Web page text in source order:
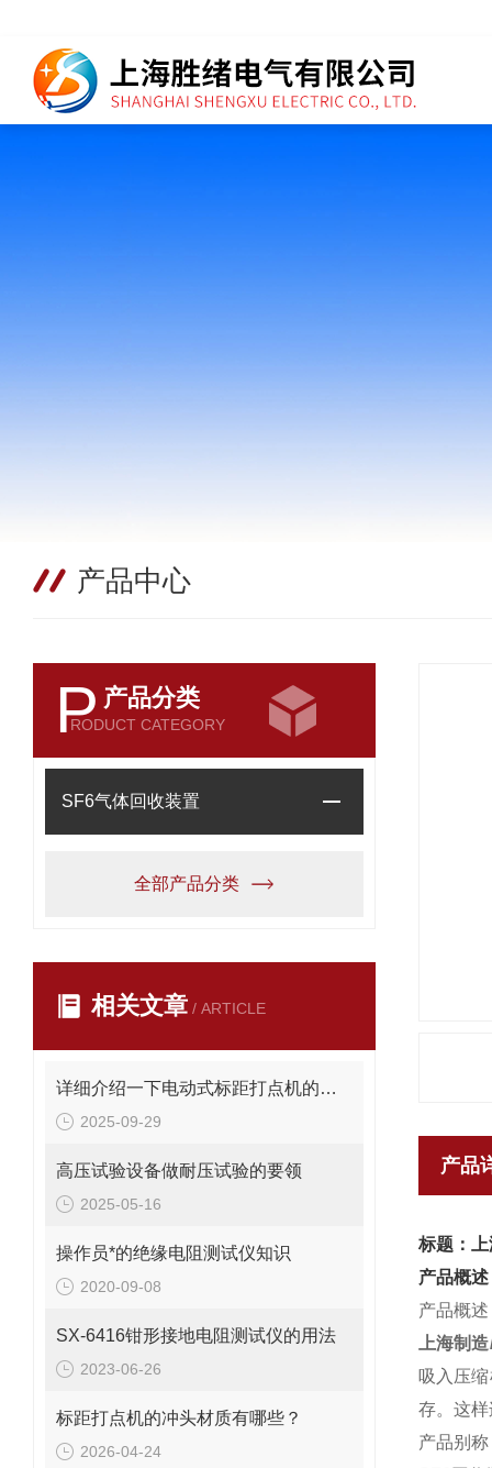
产品中心
P 产品分类
RODUCT CATEGORY
SF6气体回收装置
全部产品分类
相关文章 / ARTICLE
详细介绍一下电动式标距打点机的操作规范
2025-09-29
高压试验设备做耐压试验的要领
2025-05-16
操作员*的绝缘电阻测试仪知识
2020-09-08
SX-6416钳形接地电阻测试仪的用法
2023-06-26
标距打点机的冲头材质有哪些？
2026-04-24
产品
标题：
产品概述
产品概述
上海制
吸入压
存。这
产品别称